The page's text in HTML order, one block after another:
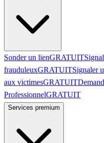
Sonder un lienGRATUIT
frauduleuxGRATUITSignaler
aux victimesGRATUIT
ProfessionnelGRATUIT
Services premium